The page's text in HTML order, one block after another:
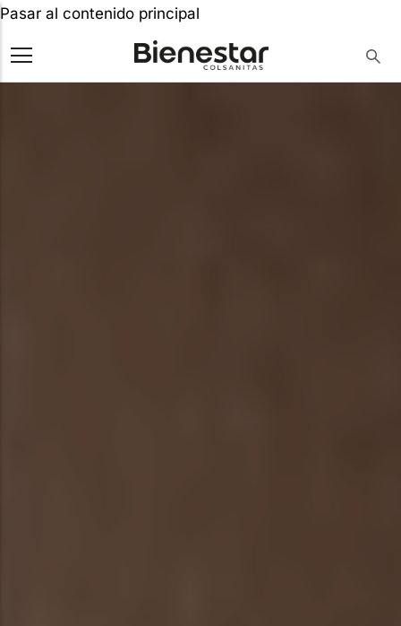
Pasar al contenido principal